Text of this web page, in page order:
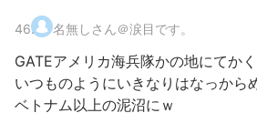
46. 名無しさん＠涙目です。
GATEアメリカ海兵隊かの地にてか
いつものようにいきなりはなっから
ベトナム以上の泥沼にｗ